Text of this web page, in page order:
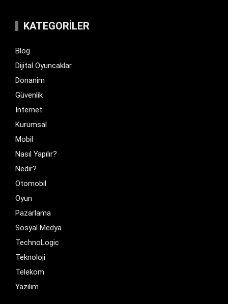
KATEGORILER
Blog
Dijital Oyuncaklar
Donanim
Güvenlik
İnternet
Kurumsal
Mobil
Nasıl Yapılır?
Nedir?
Otomobil
Oyun
Pazarlama
Sosyal Medya
TechnoLogic
Teknoloji
Telekom
Yazılım